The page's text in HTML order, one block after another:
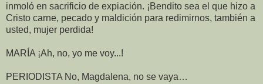
inmoló en sacrificio de expiación. ¡Bendito sea el que hizo a
Cristo carne, pecado y maldición para redimirnos, también a
usted, mujer perdida!
MARÍA ¡Ah, no, yo me voy...!
PERIODISTA No, Magdalena, no se vaya…